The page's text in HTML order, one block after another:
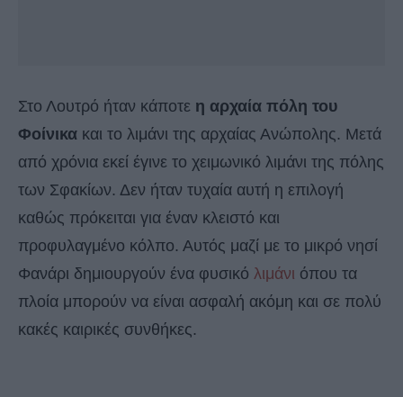
Στο Λουτρό ήταν κάποτε η αρχαία πόλη του
Φοίνικα και το λιμάνι της αρχαίας Ανώπολης. Μετά
από χρόνια εκεί έγινε το χειμωνικό λιμάνι της πόλης
των Σφακίων. Δεν ήταν τυχαία αυτή η επιλογή
καθώς πρόκειται για έναν κλειστό και
προφυλαγμένο κόλπο. Αυτός μαζί με το μικρό νησί
Φανάρι δημιουργούν ένα φυσικό λιμάνι όπου τα
πλοία μπορούν να είναι ασφαλή ακόμη και σε πολύ
κακές καιρικές συνθήκες.